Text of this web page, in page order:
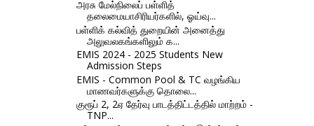
அரசு மேல்நிலைப் பள்ளித்
தலைமையாசிரியர்களில், ஓய்வு...
பள்ளிக் கல்வித் துறையின் அனைத்து
அலுவலகங்களிலும் க...
EMIS 2024 - 2025 Students New
Admission Steps
EMIS - Common Pool & TC வழங்கிய
மாணவர்களுக்கு தொலை...
குரூப் 2, 2ஏ தேர்வு பாடத்திட்டத்தில் மாற்றம் -
TNP...